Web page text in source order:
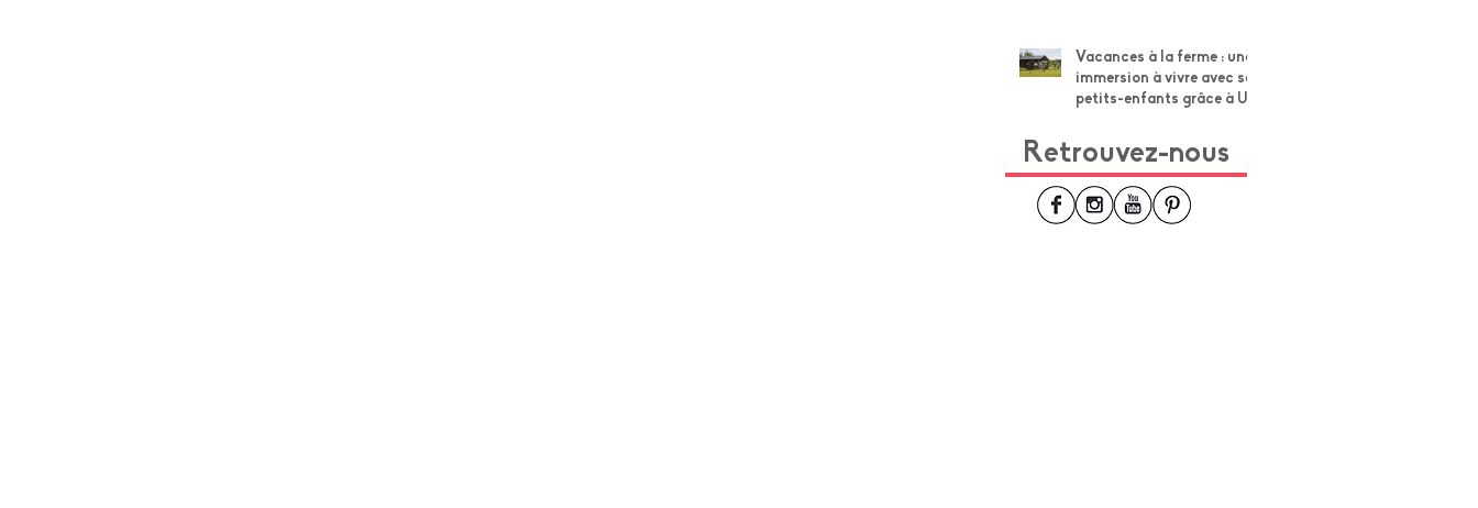
Vacances à la ferme : une
immersion à vivre avec ses
petits-enfants grâce à Un
Retrouvez-nous